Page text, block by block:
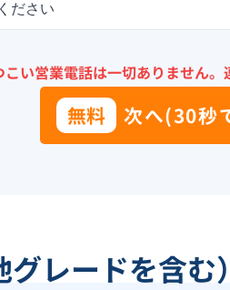
ださい
こい営業電話は一切ありません。
無料 次へ(30秒
グレードを含